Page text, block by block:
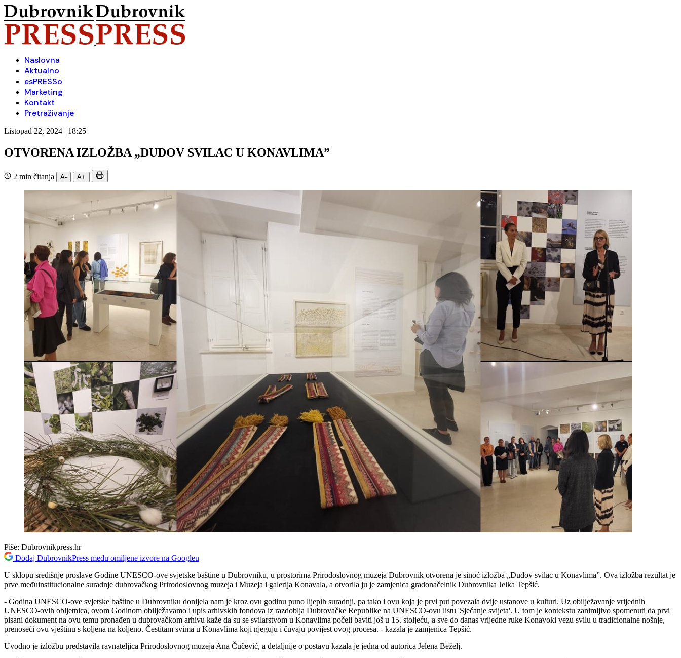
Naslovna
Aktualno
esPRESSo
Marketing
Kontakt
Pretraživanje
Listopad 22, 2024 | 18:25
OTVORENA IZLOŽBA „DUDOV SVILAC U KONAVLIMA”
2 min čitanja A- A+
Piše: Dubrovnikpress.hr
Dodaj DubrovnikPress među omiljene izvore na Googleu
U sklopu središnje proslave Godine UNESCO-ove svjetske baštine u Dubrovniku, u prostorima Prirodoslovnog muzeja Dubrovnik otvorena je sinoć izložba „Dudov svilac u Konavlima”. Ova izložba rezultat je
prve međuinstitucionalne suradnje dubrovačkog Prirodoslovnog muzeja i Muzeja i galerija Konavala, a otvorila ju je zamjenica gradonačelnik Dubrovnika Jelka Tepšić.
- Godina UNESCO-ove svjetske baštine u Dubrovniku donijela nam je kroz ovu godinu puno lijepih suradnji, pa tako i ovu koja je prvi put povezala dvije ustanove u kulturi. Uz obilježavanje vrijednih
UNESCO-ovih obljetnica, ovom Godinom obilježavamo i upis arhivskih fondova iz razdoblja Dubrovačke Republike na UNESCO-ovu listu 'Sjećanje svijeta'. U tom je kontekstu zanimljivo spomenuti da prvi
pisani dokument na ovu temu pronađen u dubrovačkom arhivu kaže da su se svilarstvom u Konavlima počeli baviti još u 15. stoljeću, a sve do danas vrijedne ruke Konavoki vezu svilu u tradicionalne nošnje,
prenoseći ovu vještinu s koljena na koljeno. Čestitam svima u Konavlima koji njeguju i čuvaju povijest ovog procesa. - kazala je zamjenica Tepšić.
Uvodno je izložbu predstavila ravnateljica Prirodoslovnog muzeja Ana Čučević, a detaljnije o postavu kazala je jedna od autorica Jelena Beželj.